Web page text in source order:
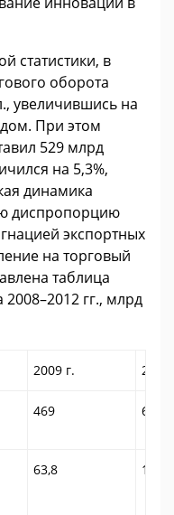
статистики, в
оборота
увеличившись на
При этом
529 млрд
на 5,3%,
динамика
диспропорцию
экспортных
на торговый
таблица
гг., млрд
2009 г. 2010
469 626
63,8 133,5